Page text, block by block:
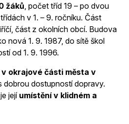
žáků, počet tříd 19 – po dvou
v 1. – 9. ročníku. Část
část z okolních obcí. Budova
nová 1. 9. 1987, do sítě škol
od 1. 9. 1996.
v okrajové části města v
dobrou dostupností dopravy.
její umístění v klidném a